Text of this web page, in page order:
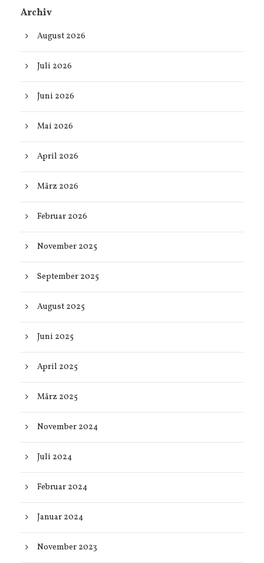
Archiv
August 2026
Juli 2026
Juni 2026
Mai 2026
April 2026
März 2026
Februar 2026
November 2025
September 2025
August 2025
Juni 2025
April 2025
März 2025
November 2024
Juli 2024
Februar 2024
Januar 2024
November 2023